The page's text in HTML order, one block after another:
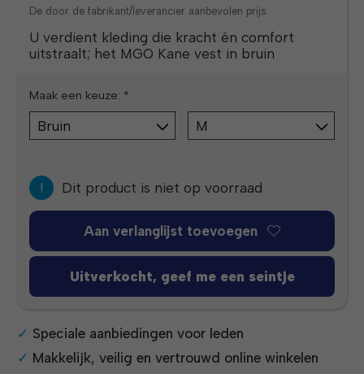
De door de fabrikant/leverancier aanbevolen prijs
U verdient kleding die kracht én comfort
uitstraalt; het MGO Kane vest in bruin
Maak een keuze: *
! Dit product is niet op voorraad
Aan verlanglijst toevoegen
Uitverkocht, geef me een seintje
Speciale aanbiedingen voor leden
Makkelijk, veilig en vertrouwd online winkelen